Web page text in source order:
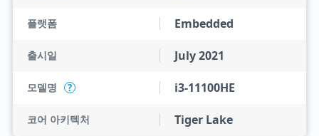
플랫폼 Embedded
출시일 July 2021
모델명 ? i3-11100HE
코어 아키텍처 Tiger Lake